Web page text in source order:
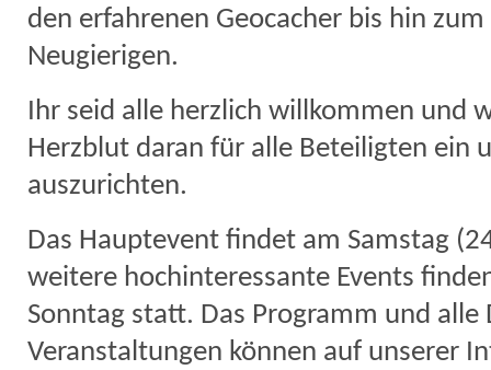
den erfahrenen Geocacher bis hin
Neugierigen.
Ihr seid alle herzlich willkommen und
Herzblut daran für alle Beteiligten ein
auszurichten.
Das Hauptevent findet am Samstag
weitere hochinteressante Events
Sonntag statt. Das Programm und alle
Veranstaltungen können auf unserer